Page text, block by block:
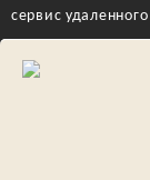
cервис